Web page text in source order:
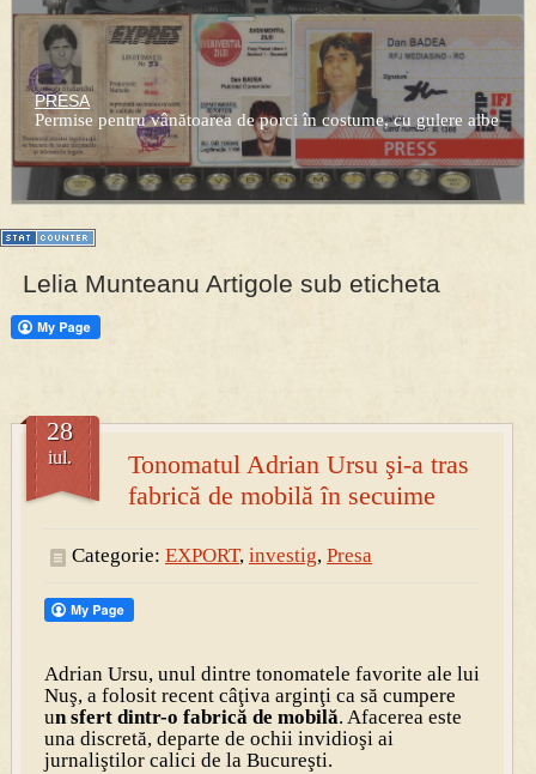
PRESA
Permise pentru vânătoarea de porci în costume, cu gulere albe
Lelia Munteanu Artigole sub eticheta
Tonomatul Adrian Ursu şi-a tras
fabrică de mobilă în secuime
28
iul.
Categorie: EXPORT, investig, Presa
Adrian Ursu, unul dintre tonomatele favorite ale lui
Nuş, a folosit recent câţiva arginţi ca să cumpere
un sfert dintr-o fabrică de mobilă. Afacerea este
una discretă, departe de ochii invidioşi ai
jurnaliştilor calici de la Bucureşti.